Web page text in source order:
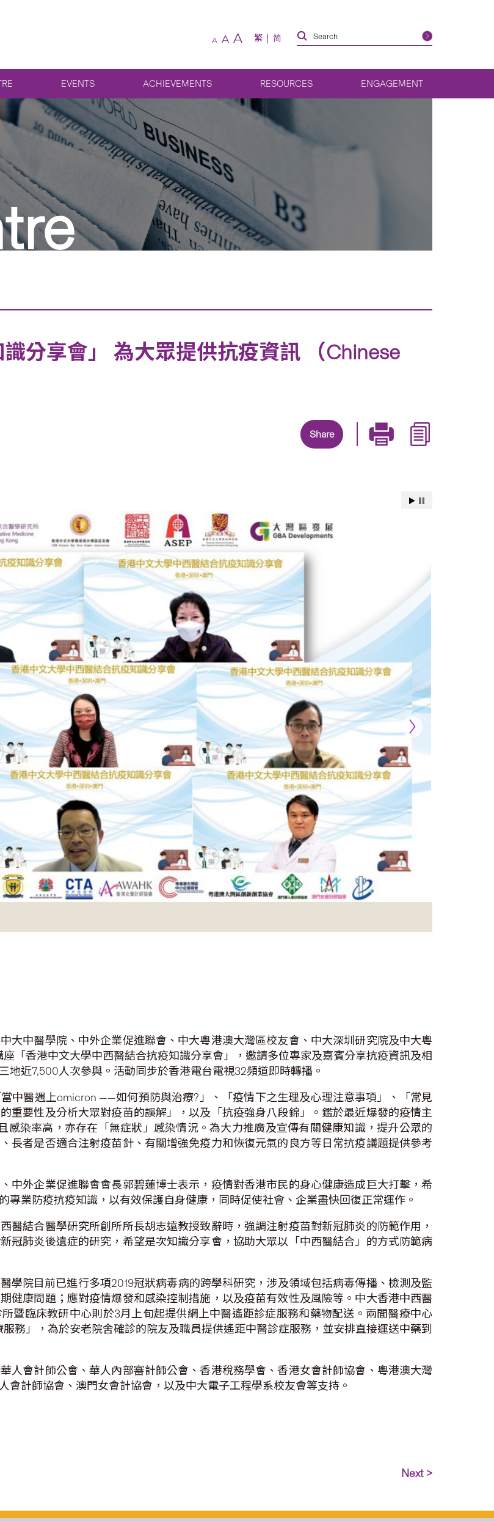
A A A 繁 简
EVENTS ACHIEVEMENTS RESOURCES ENGAGEMENT
分享會」 為大眾提供抗疫資訊 （Chinese
Share
大中醫學院、中外企業促進聯會、中大粵港澳大灣區校友會、中大深圳研究院及中大粵
「香港中文大學中西醫結合抗疫知識分享會」，邀請多位專家及嘉賓分享抗疫資訊及相
近7,500人次參與。活動同步於香港電台電視32頻道即時轉播。
中醫遇上omicron ——如何預防與治療?」、「疫情下之生理及心理注意事項」、「常見
重要性及分析大眾對疫苗的誤解」，以及「抗疫強身八段錦」。鑑於最近爆發的疫情主
染率高，亦存在「無症狀」感染情況。為大力推廣及宣傳有關健康知識，提升公眾的
長者是否適合注射疫苗針、有關增強免疫力和恢復元氣的良方等日常抗疫議題提供參考
中外企業促進聯會會長郭碧蓮博士表示，疫情對香港市民的身心健康造成巨大打擊，希
業防疫抗疫知識，以有效保護自身健康，同時促使社會、企業盡快回復正常運作。
醫結合醫學研究所創所所長胡志遠教授致辭時，強調注射疫苗對新冠肺炎的防範作用，
冠肺炎後遺症的研究，希望是次知識分享會，協助大眾以「中西醫結合」的方式防範病
學院目前已進行多項2019冠狀病毒病的跨學科研究，涉及領域包括病毒傳播、檢測及監
健康問題；應對疫情爆發和感染控制措施，以及疫苗有效性及風險等。中大香港中西醫
暨臨床教研中心則於3月上旬起提供網上中醫遙距診症服務和藥物配送。兩間醫療中心
務」，為於安老院舍確診的院友及職員提供遙距中醫診症服務，並安排直接運送中藥到
人會計師公會、華人內部審計師公會、香港稅務學會、香港女會計師協會、粵港澳大灣
計師協會、澳門女會計協會，以及中大電子工程學系校友會等支持。
Next >